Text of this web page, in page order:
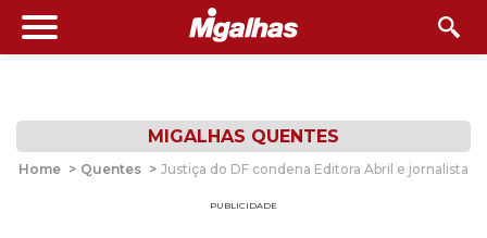
MIGALHAS QUENTES
Home > Quentes > Justiça do DF condena Editora Abril e jornalista
PUBLICIDADE